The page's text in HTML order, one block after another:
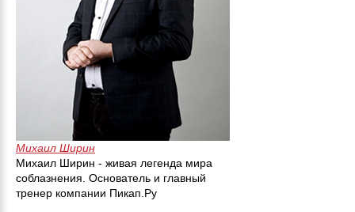
Михаил Ширин
Михаил Ширин - живая легенда мира
соблазнения. Основатель и главный
тренер компании Пикап.Ру